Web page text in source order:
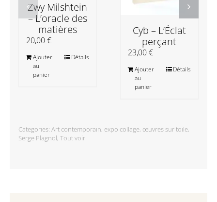
Zwy Milshtein
– L’oracle des
matières
20,00€
Ajouter
au
panier
Détails
Cyb – L’Éclat
perçant
23,00€
Ajouter
au
panier
Détails
Categories: Art contemporain, expo collage, œuvres sur toile,
Serge Plagnol, Tout voir